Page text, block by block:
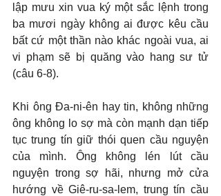
lập mưu xin vua ký một sắc lệnh trong
ba mươi ngày không ai được kêu cầu
bất cứ một thần nào khác ngoài vua, ai
vi phạm sẽ bị quăng vào hang sư tử
(câu 6-8).
Khi ông Đa-ni-ên hay tin, không những
ông không lo sợ mà còn mạnh dạn tiếp
tục trung tín giữ thói quen cầu nguyện
của mình. Ông không lén lút cầu
nguyện trong sợ hãi, nhưng mở cửa
hướng về Giê-ru-sa-lem, trung tín cầu